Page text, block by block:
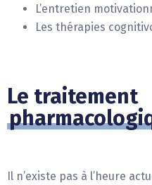
L’entretien
Les thérapies
Le traitement
Il n’existe pas à l’heure